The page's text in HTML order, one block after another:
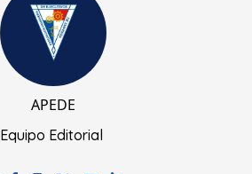
APEDE
Equipo Editorial